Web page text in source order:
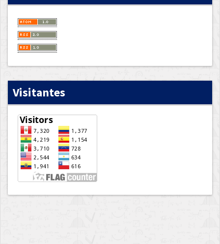
Visitantes